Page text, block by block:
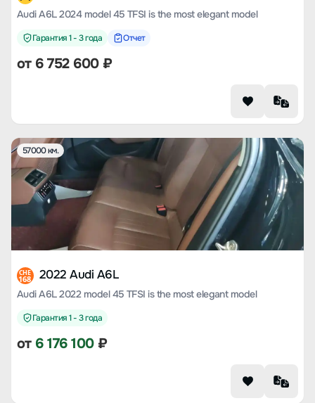
Audi A6L 2024 model 45 TFSI is the most elegant model
Гарантия 1 - 3 года Отчет
от 6 752 600₽
57000 км.
CHE
168 2022 Audi A6L
Audi A6L 2022 model 45 TFSI is the most elegant model
Гарантия 1 - 3 года
от 6 176 100₽